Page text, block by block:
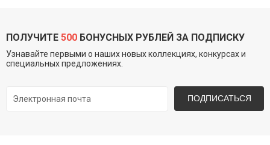
ПОЛУЧИТЕ 500 БОНУСНЫХ РУБЛЕЙ ЗА ПОДПИСКУ
Узнавайте первыми о наших новых коллекциях, конкурсах и
специальных предложениях.
ПОДПИСАТЬСЯ